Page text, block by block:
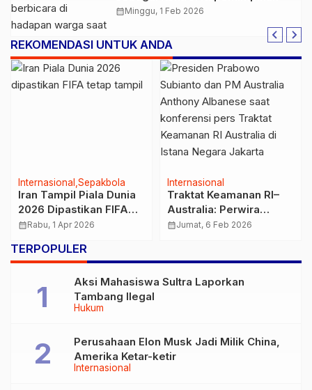
calendar_monthMinggu, 1 Feb 2026
REKOMENDASI UNTUK ANDA
Internasional Sepakbola
Iran Tampil Piala Dunia
2026 Dipastikan FIFA
Tanpa Perubahan
calendar_monthRabu, 1 Apr 2026
Internasional
Traktat Keamanan RI–
Australia: Perwira
Indonesia Berpeluang
calendar_monthJumat, 6 Feb 2026
TERPOPULER
Hukum
Aksi Mahasiswa Sultra Laporkan
Tambang Ilegal
Internasional
Perusahaan Elon Musk Jadi Milik China,
Amerika Ketar-ketir